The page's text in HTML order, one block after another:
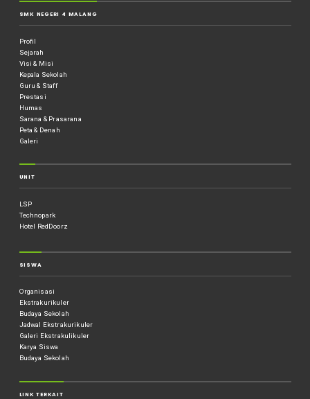
SMK NEGERI 4 MALANG
Profil
Sejarah
Visi & Misi
Kepala Sekolah
Guru & Staff
Prestasi
Humas
Sarana & Prasarana
Peta & Denah
Galeri
UNIT
LSP
Technopark
Hotel RedDoorz
SISWA
Organisasi
Ekstrakurikuler
Budaya Sekolah
Jadwal Ekstrakurikuler
Galeri Ekstrakulikuler
Karya Siswa
Budaya Sekolah
LINK TERKAIT